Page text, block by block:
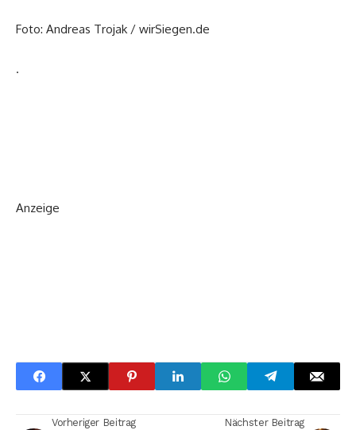
Foto: Andreas Trojak / wirSiegen.de
.
Anzeige
Vorheriger Beitrag Nächster Beitrag